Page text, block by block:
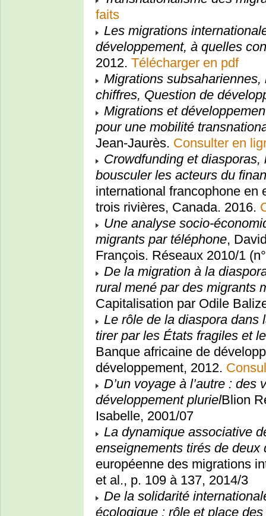
faits
Les migrations
développement, à quelles
2012. Télécharger en pdf
Migrations subsahariennes,
chiffres, Question de
Migrations et
pour une mobilité
Jean-Jaurès. Consulter en
Crowdfunding et
bousculer les acteurs du
international francophone en
trois rivières, Canada. 2016.
Une analyse socio-
migrants par téléphone,
François. Réseaux 2010/1
De la migration à la
rural mené par des migrants
Capitalisation par Odile
Le rôle de la diaspora dans
tirer par les États fragiles et
Banque africaine de
développement, 2012.
D’un voyage à l’autre : des
développement plurielBlion
Isabelle, 2001/07
La dynamique associative
enseignements tirés de deux
européenne des migrations
et al., p. 109 à 137, 2014/3
De la solidarité
écologique : rôle et place